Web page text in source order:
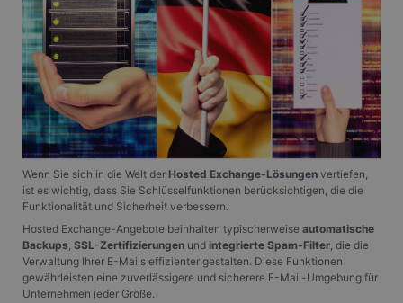
Wenn Sie sich in die Welt der Hosted Exchange-Lösungenvertiefen,
ist es wichtig, dass Sie Schlüsselfunktionen berücksichtigen, die die
Funktionalität und Sicherheit verbessern.
Hosted Exchange-Angebote beinhalten typischerweise automatische
Backups, SSL-Zertifizierungenund integrierte Spam-Filter, die die
Verwaltung Ihrer E-Mails effizienter gestalten. Diese Funktionen
gewährleisten eine zuverlässigere und sicherere E-Mail-Umgebung für
Unternehmen jeder Größe.